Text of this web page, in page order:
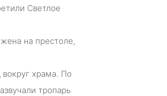
Светлое
на престоле,
храма. По
тропарь